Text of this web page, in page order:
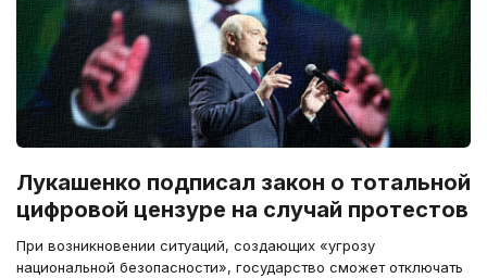
Лукашенко подписал закон о тотальной
цифровой цензуре на случай протестов
При возникновении ситуаций, создающих «угрозу
национальной безопасности», государство сможет отключать